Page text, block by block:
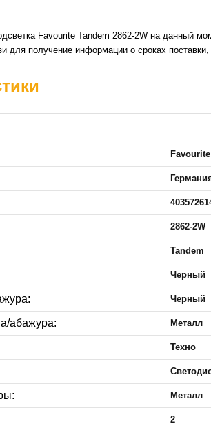
Favourite Tandem 2862-2W на данный
для получение информации о сроках
Favourite
2862-2W
Tandem
Черный
Черный
абажура: Металл
Техно
Металл
2